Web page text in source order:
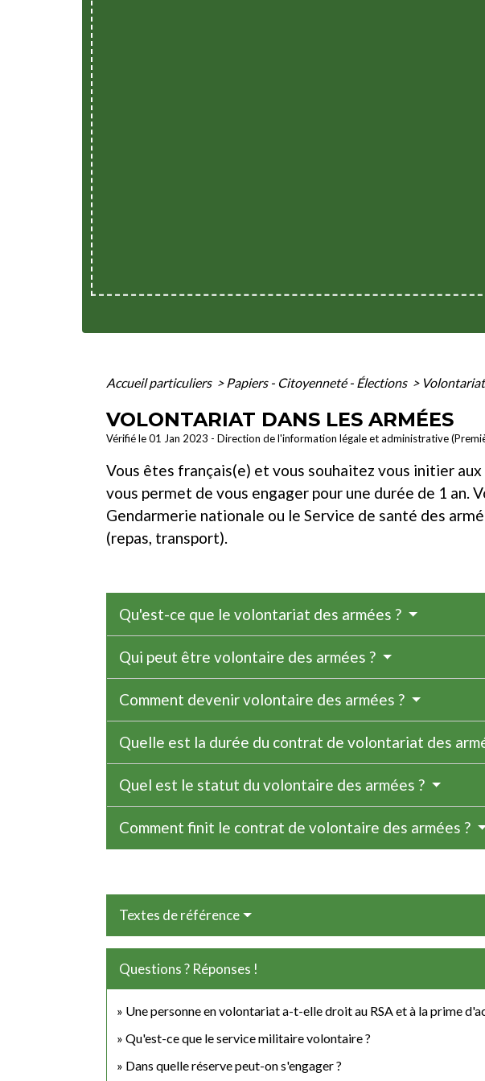
Accueil particuliers > Papiers - Citoyenneté - Élections >
VOLONTARIAT DANS LES ARMÉES
Vérifié le 01 Jan 2023 - Direction de l'information légale et administrative
Vous êtes français(e) et vous souhaitez vous initier
vous permet de vous engager pour une durée de 1 an.
Gendarmerie nationale ou le Service de santé des
(repas, transport).
Qu'est-ce que le volontariat des armées ?
Qui peut être volontaire des armées ?
Comment devenir volontaire des armées ?
Quelle est la durée du contrat de volontariat des
Quel est le statut du volontaire des armées ?
Comment finit le contrat de volontaire des armées ?
Textes de référence
Questions ? Réponses !
Une personne en volontariat a-t-elle droit au RSA et à la prime
Qu'est-ce que le service militaire volontaire ?
Dans quelle réserve peut-on s'engager ?